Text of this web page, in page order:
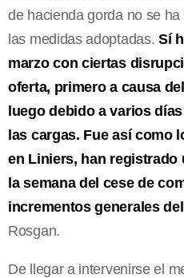
de hacienda gorda no se
las medidas adoptadas.Sí
marzo con ciertas
oferta, primero a causa
luego debido a varios
las cargas. Fue así como
en Liniers, han registrado
la semana del cese de
incrementos generales
Rosgan.
De llegar a intervenirse el